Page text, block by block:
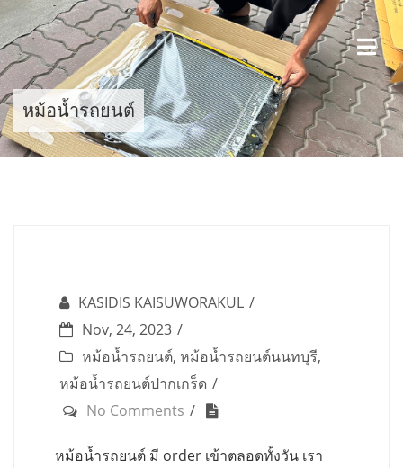
Skip
to
content
หม้อน้ำรถยนต์
KASIDIS KAISUWORAKUL
Nov, 24, 2023
หม้อน้ำรถยนต์, หม้อน้ำรถยนต์นนทบุรี,
หม้อน้ำรถยนต์ปากเกร็ด
No Comments
หม้อน้ำรถยนต์ มี order เข้าตลอดทั้งวัน เรา